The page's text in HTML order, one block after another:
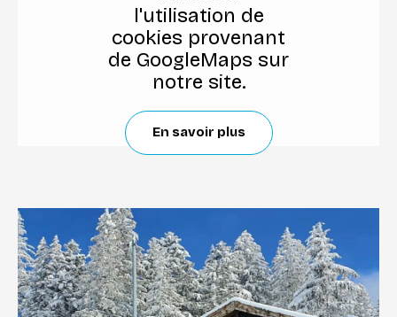
l'utilisation de
cookies provenant
de GoogleMaps sur
notre site.
En savoir plus